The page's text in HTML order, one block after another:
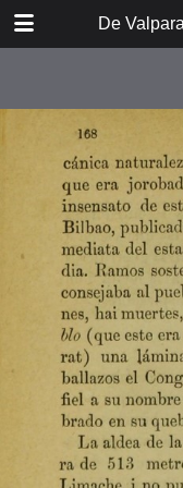
De
DOWNLOAD
Itinerario del ferrocarril
Valparaíso a Santiago
espresamente grabado
madera para esta obra
Dedicatoria
A los viajeros
En la Estación de
El banquete de
motín de Oyarce
Viña del Mar
Bosquejo histórico
El Salto